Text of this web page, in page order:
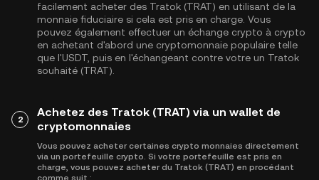
facilement acheter des Tratok (TRAT) en utilisant de la
monnaie fiduciaire si cela est pris en charge. Vous
pouvez également effectuer un échange crypto à crypto
en achetant d'abord une cryptomonnaie populaire telle
que l'USDT , puis en l'échangeant contre votre un Tratok
souhaité (TRAT).
2
Achetez des Tratok (TRAT) via un wallet de
cryptomonnaies
Vous pouvez acheter certaines crypto monnaies directement
via un portefeuille crypto. Si votre portefeuille est pris en
charge, vous pouvez acheter du Tratok (TRAT) en procédant
comme suit :